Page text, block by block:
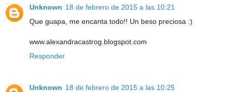
Unknown 18 de febrero de 2015 a las 10:21
Que guapa, me encanta todo!! Un beso preciosa :)
www.alexandracastrog.blogspot.com
Responder
Unknown 18 de febrero de 2015 a las 10:25